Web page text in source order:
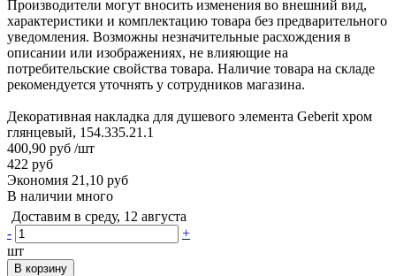
Производители могут вносить изменения во внешний вид,
характеристики и комплектацию товара без предварительного
уведомления. Возможны незначительные расхождения в
описании или изображениях, не влияющие на
потребительские свойства товара. Наличие товара на складе
рекомендуется уточнять у сотрудников магазина.
Декоративная накладка для душевого элемента Geberit хром
глянцевый, 154.335.21.1
400,90 руб /шт
422 руб
Экономия 21,10 руб
В наличии много
Доставим в среду, 12 августа
-
+
шт
В корзину